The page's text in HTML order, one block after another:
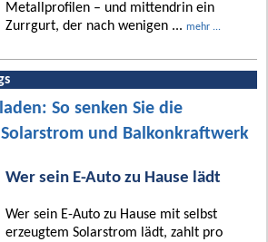
Metallprofilen – und mittendrin ein
Zurrgurt, der nach wenigen ... mehr ...
So senken Sie die
und Balkonkraftwerk
Wer sein E-Auto zu Hause lädt
Wer sein E-Auto zu Hause mit selbst
erzeugtem Solarstrom lädt, zahlt pro